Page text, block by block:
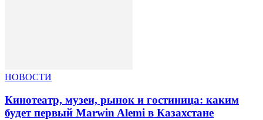
НОВОСТИ
Кинотеатр, музеи, рынок и гостиница: каким
будет первый Marwin Alemi в Казахстане